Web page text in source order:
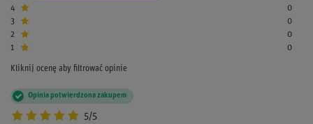
4
0
3
0
2
0
1
0
Kliknij ocenę aby filtrować opinie
5/5
Opinia potwierdzona zakupem